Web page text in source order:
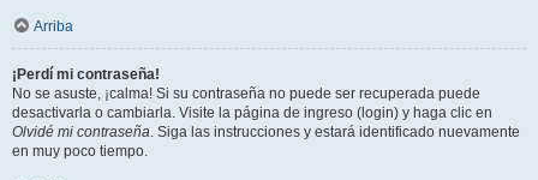
Arriba
¡Perdí mi contraseña!
No se asuste, ¡calma! Si su contraseña no puede ser recuperada puede
desactivarla o cambiarla. Visite la página de ingreso (login) y haga clic en
Olvidé mi contraseña. Siga las instrucciones y estará identificado nuevamente
en muy poco tiempo.